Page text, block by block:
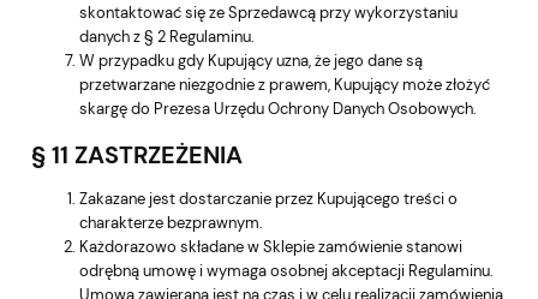
skontaktować się ze Sprzedawcą przy wykorzystaniu
danych z § 2 Regulaminu.
W przypadku gdy Kupujący uzna, że jego dane są
przetwarzane niezgodnie z prawem, Kupujący może złożyć
skargę do Prezesa Urzędu Ochrony Danych Osobowych.
§ 11 ZASTRZEŻENIA
Zakazane jest dostarczanie przez Kupującego treści o
charakterze bezprawnym.
Każdorazowo składane w Sklepie zamówienie stanowi
odrębną umowę i wymaga osobnej akceptacji Regulaminu.
Umowa zawierana jest na czas i w celu realizacji zamówienia.